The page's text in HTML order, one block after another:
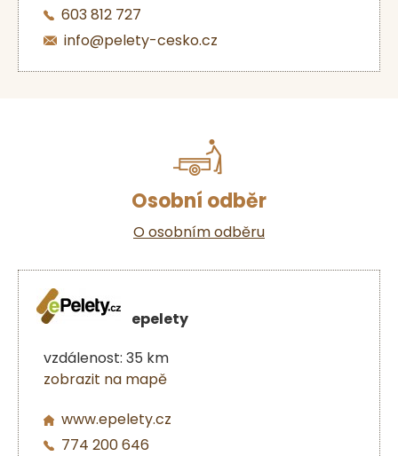
603 812 727
info@pelety-cesko.cz
Osobní odběr
O osobním odběru
epelety
vzdálenost: 35 km
zobrazit na mapě
www.epelety.cz
774 200 646